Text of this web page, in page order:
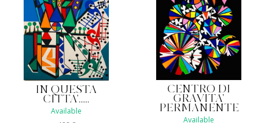
IN QUESTA
CITTA'......
Available
CENTRO DI
GRAVITA'
PERMANENTE
Available